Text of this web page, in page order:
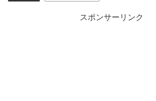
スポンサーリンク